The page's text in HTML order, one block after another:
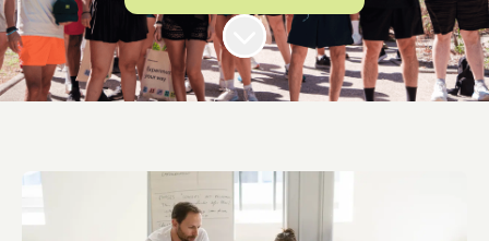
Faire défiler jusqu'au contenu